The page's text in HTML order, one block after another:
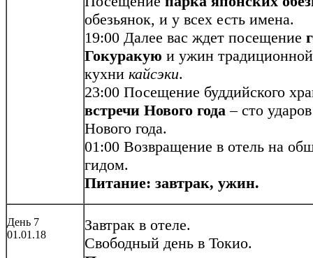
обезьянок, и у всех есть имена.
19:00 Далее вас ждет посещение
Гокуракую и ужин
кухни кайсэки.
23:00 Посещение буддийского
встречи Нового года – сто
Нового года.
01:00 Возвращение в отель на
гидом.
Питание: завтрак, ужин.
День 7
01.01.18
Завтрак в отеле.
Свободный день в Токио.